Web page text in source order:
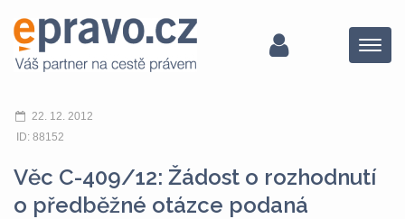
Menu
22. 12. 2012
ID: 88152
Věc C-409/12: Žádost o rozhodnutí
o předběžné otázce podaná